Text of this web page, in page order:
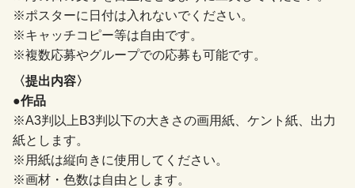
※ポスターに日付は入れないでください。
※キャッチコピー等は自由です。
※複数応募やグループでの応募も可能です。
〈提出内容〉
●作品
※A3判以上B3判以下の大きさの画用紙、ケント紙、出力
紙とします。
※用紙は縦向きに使用してください。
※画材・色数は自由とします。